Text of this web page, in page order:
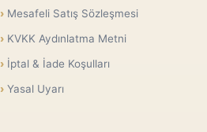
Mesafeli Satış Sözleşmesi
KVKK Aydınlatma Metni
İptal & İade Koşulları
Yasal Uyarı